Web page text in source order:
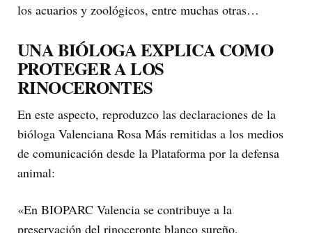
los acuarios y zoológicos, entre muchas otras…
UNA BIÓLOGA EXPLICA COMO
PROTEGER A LOS
RINOCERONTES
En este aspecto, reproduzco las declaraciones de la
bióloga Valenciana Rosa Más remitidas a los medios
de comunicación desde la Plataforma por la defensa
animal:
«En BIOPARC Valencia se contribuye a la
preservación del rinoceronte blanco sureño,